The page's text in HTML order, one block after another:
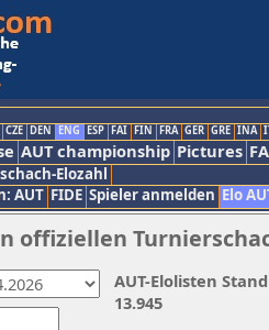
CZE DEN ENG ESP FAI FIN FRA GER GRE INA
AUT championship Pictures
Elozahl
AUT FIDE Spieler anmelden Elo
offiziellen
AUT-Elolisten
13.945